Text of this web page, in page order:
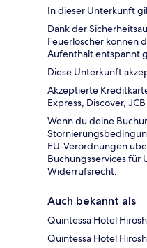
In dieser Unterkunft
Dank der
Feuerlöscher können
Aufenthalt entspannt
Diese Unterkunft
Akzeptierte
Express, Discover,
Wenn du deine
EU-Verordnungen
Buchungsservices für
Widerrufsrecht.
Auch bekannt als
Quintessa Hotel
Quintessa Hotel